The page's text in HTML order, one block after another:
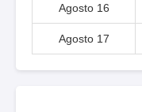
Agosto 16
Agosto 17